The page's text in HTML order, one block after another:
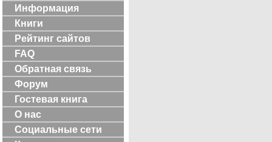
Информация
Книги
Рейтинг сайтов
FAQ
Обратная связь
Форум
Гостевая книга
О нас
Социальные сети